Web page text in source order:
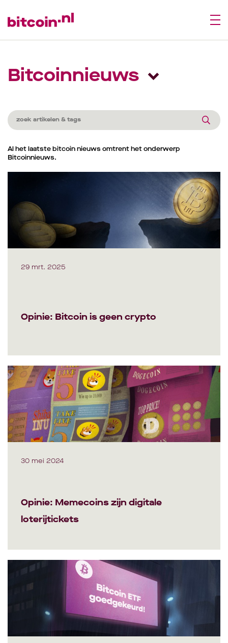
Bitcoinnieuws
Al het laatste bitcoin nieuws omtrent het onderwerp
Bitcoinnieuws.
29 mrt. 2025
Opinie: Bitcoin is geen crypto
30 mei 2024
Opinie: Memecoins zijn digitale
loterijtickets